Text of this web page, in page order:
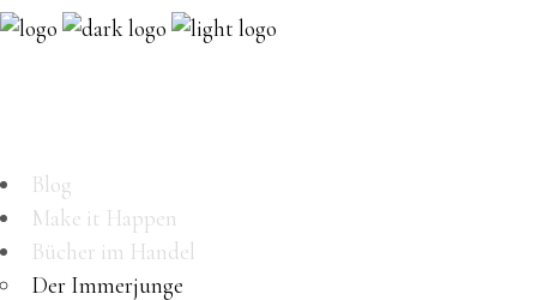
Blog
Make it Happen
Bücher im Handel
Der Immerjunge